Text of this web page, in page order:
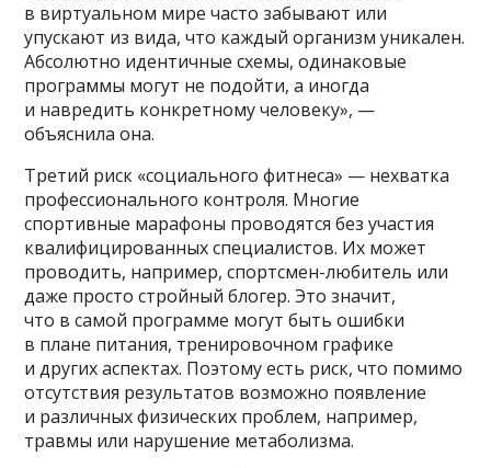
в виртуальном мире часто забывают или
упускают из вида, что каждый организм уникален.
Абсолютно идентичные схемы, одинаковые
программы могут не подойти, а иногда
и навредить конкретному человеку», —
объяснила она.
Третий риск «социального фитнеса» — нехватка
профессионального контроля. Многие
спортивные марафоны проводятся без участия
квалифицированных специалистов. Их может
проводить, например, спортсмен-любитель или
даже просто стройный блогер. Это значит,
что в самой программе могут быть ошибки
в плане питания, тренировочном графике
и других аспектах. Поэтому есть риск, что помимо
отсутствия результатов возможно появление
и различных физических проблем, например,
травмы или нарушение метаболизма.